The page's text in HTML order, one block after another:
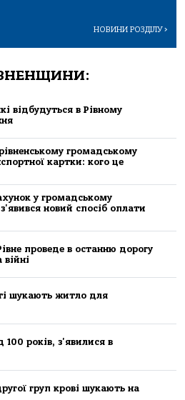
НОВИНИ РОЗДІЛУ>
відбудуться в Рівному
громадському
картки: кого це
у громадському
новий спосіб оплати
проведе в останню дорогу
шукають житло для
років, з'явилися в
груп крові шукають на